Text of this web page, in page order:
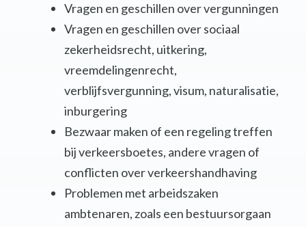
Vragen en geschillen over vergunningen
Vragen en geschillen over sociaal
zekerheidsrecht, uitkering,
vreemdelingenrecht,
verblijfsvergunning, visum, naturalisatie,
inburgering
Bezwaar maken of een regeling treffen
bij verkeersboetes, andere vragen of
conflicten over verkeershandhaving
Problemen met arbeidszaken
ambtenaren, zoals een bestuursorgaan